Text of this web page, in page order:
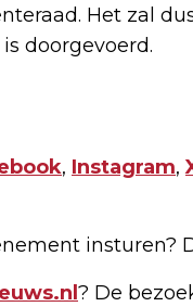
Het zal
doorgevoerd.
, Instagram,
insturen?
? De